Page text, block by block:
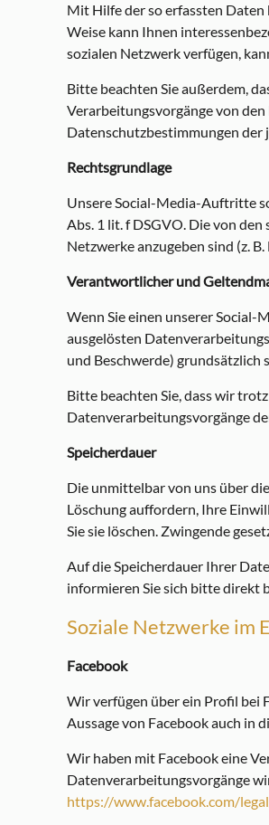
Mit Hilfe der so erfassten
Weise kann Ihnen
sozialen Netzwerk verfügen,
Bitte beachten Sie außerdem,
Verarbeitungsvorgänge von
Datenschutzbestimmungen
Rechtsgrundlage
Unsere Social-Media-Auftritte
Abs. 1 lit. f DSGVO. Die von
Netzwerke anzugeben sind (z.
Verantwortlicher und
Wenn Sie einen unserer Social-
ausgelösten
und Beschwerde) grundsätzlich
Bitte beachten Sie, dass wir
Datenverarbeitungsvorgänge
Speicherdauer
Die unmittelbar von uns über
Löschung auffordern, Ihre
Sie sie löschen. Zwingende
Auf die Speicherdauer Ihrer
informieren Sie sich bitte direkt
Soziale Netzwerke im
Facebook
Wir verfügen über ein Profil bei
Aussage von Facebook auch in
Wir haben mit Facebook eine
Datenverarbeitungsvorgänge
https://www.facebook.com/